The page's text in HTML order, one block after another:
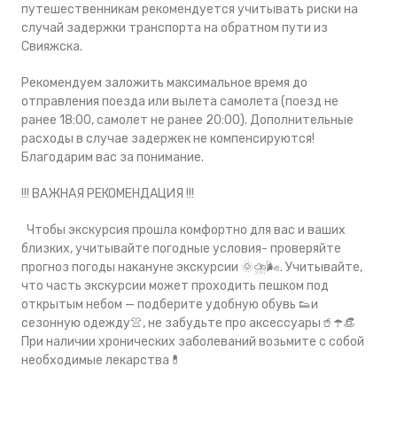
путешественникам рекомендуется учитывать риски на
случай задержки транспорта на обратном пути из
Свияжска.
Рекомендуем заложить максимальное время до
отправления поезда или вылета самолета (поезд не
ранее 18:00, самолет не ранее 20:00). Дополнительные
расходы в случае задержек не компенсируются!
Благодарим вас за понимание.
!!! ВАЖНАЯ РЕКОМЕНДАЦИЯ !!!
Чтобы экскурсия прошла комфортно для вас и ваших
близких, учитывайте погодные условия- проверяйте
прогноз погоды накануне экскурсии 🌞⛈️🌬. Учитывайте,
что часть экскурсии может проходить пешком под
открытым небом — подберите удобную обувь 👟и
сезонную одежду👚, не забудьте про аксессуары🥤☂️👒
При наличии хронических заболеваний возьмите с собой
необходимые лекарства💊